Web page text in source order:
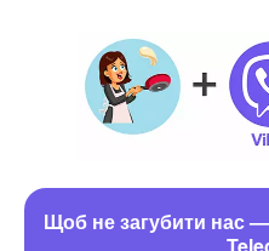
Щоб не загубити нас